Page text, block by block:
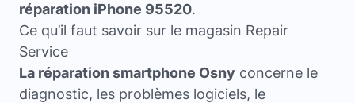
réparation iPhone 95520.
Ce qu’il faut savoir sur le magasin Repair
Service
La réparation smartphone Osny concerne le
diagnostic, les problèmes logiciels, le